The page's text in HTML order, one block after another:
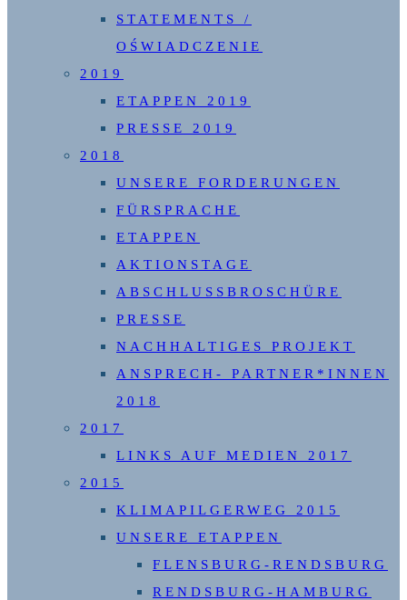
STATEMENTS /
OŚWIADCZENIE
2019
ETAPPEN 2019
PRESSE 2019
2018
UNSERE FORDERUNGEN
FÜRSPRACHE
ETAPPEN
AKTIONSTAGE
ABSCHLUSSBROSCHÜRE
PRESSE
NACHHALTIGES PROJEKT
ANSPRECH- PARTNER*INNEN
2018
2017
LINKS AUF MEDIEN 2017
2015
KLIMAPILGERWEG 2015
UNSERE ETAPPEN
FLENSBURG-RENDSBURG
RENDSBURG-HAMBURG